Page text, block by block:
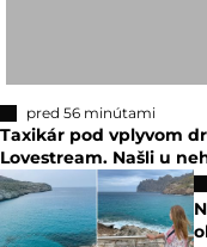
pred 56 minútami
Taxikár pod vplyvom
Lovestream. Našli u